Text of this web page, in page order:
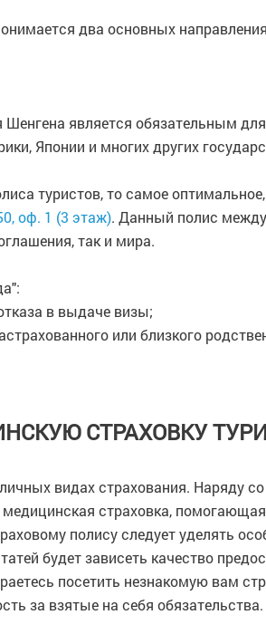
два основных
является обязательным
Японии и многих других
туристов, то самое
оф. 1 (3 этаж). Данный полис
так и мира.
в выдаче визы;
или близкого
СТРАХОВКУ
видах страхования. Наряду
страховка,
полису следует уделять
будет зависеть качество
посетить незнакомую вам
за взятые на себя обязательства.